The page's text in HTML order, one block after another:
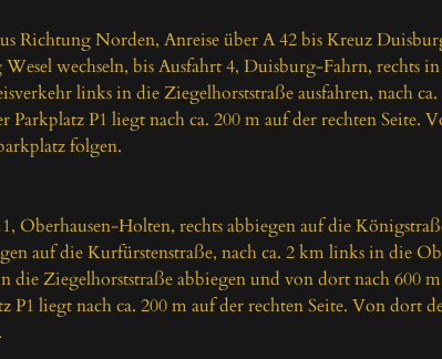
Richtung Norden, Anreise über A 42 bis Kreuz
wechseln, bis Ausfahrt 4, Duisburg-Fahrn, rechts
links in die Ziegelhorststraße ausfahren, nach
Parkplatz P1 liegt nach ca. 200 m auf der rechten Seite.
folgen.
Oberhausen-Holten, rechts abbiegen auf die
auf die Kurfürstenstraße, nach ca. 2 km links in die
die Ziegelhorststraße abbiegen und von dort nach 600
P1 liegt nach ca. 200 m auf der rechten Seite. Von dort